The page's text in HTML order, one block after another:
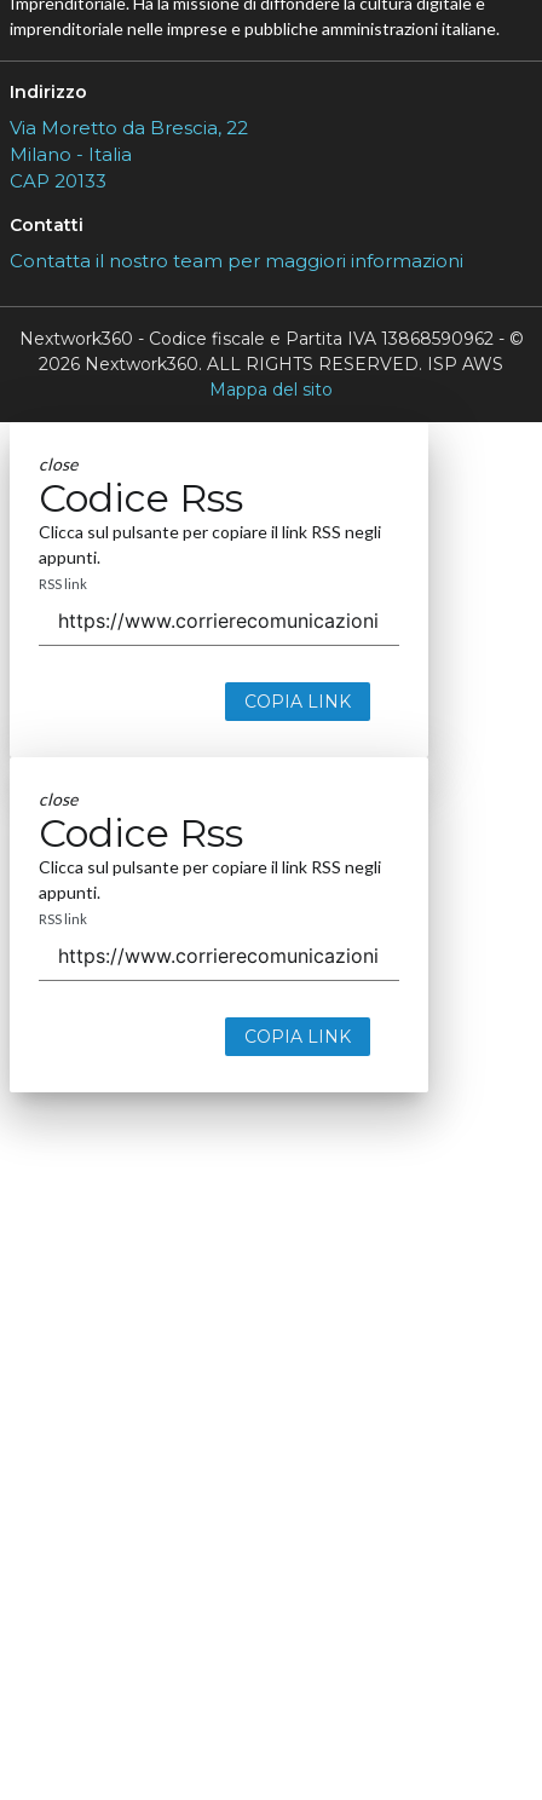
imprenditoriale nelle imprese e pubbliche amministrazioni italiane.
Indirizzo
Via Moretto da Brescia, 22
Milano - Italia
CAP 20133
Contatti
Contatta il nostro team per maggiori informazioni
Nextwork360 - Codice fiscale e Partita IVA 13868590962 - ©
2026 Nextwork360. ALL RIGHTS RESERVED. ISP AWS
Mappa del sito
close
Codice Rss
Clicca sul pulsante per copiare il link RSS negli
appunti.
RSS link
COPIA LINK
close
Codice Rss
Clicca sul pulsante per copiare il link RSS negli
appunti.
RSS link
COPIA LINK